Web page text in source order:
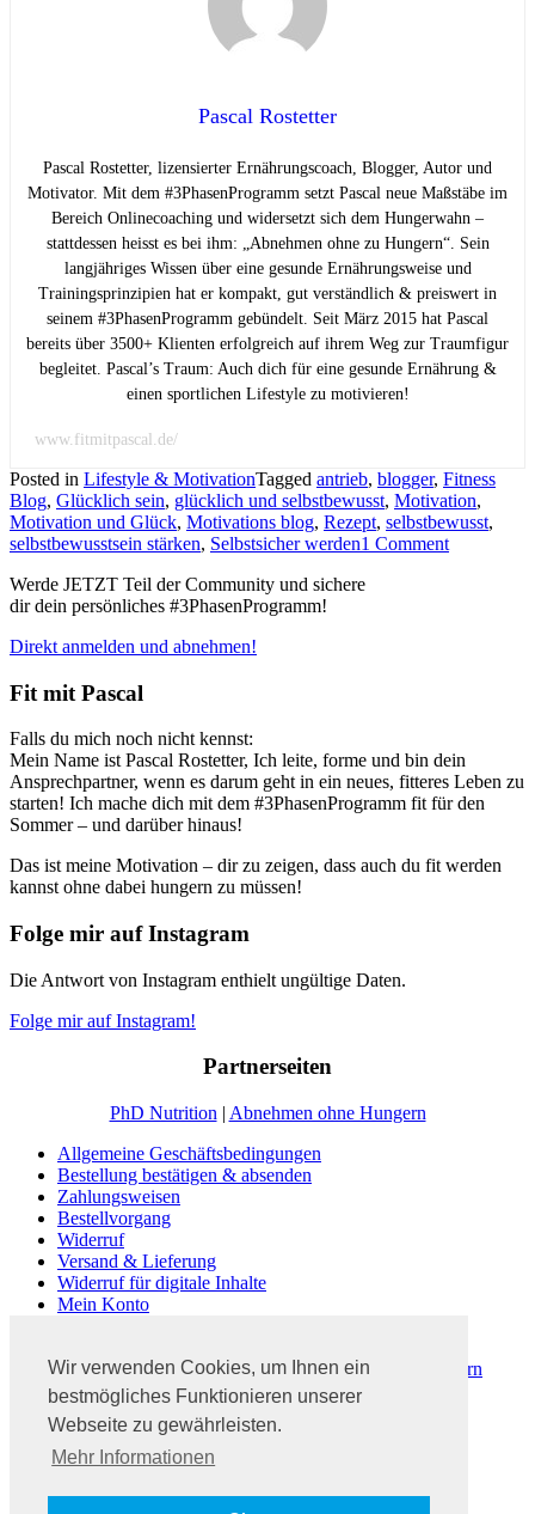
Wir verwenden Cookies, um Ihnen ein
bestmögliches Funktionieren unserer
Webseite zu gewährleisten.
Mehr Informationen
Pascal Rostetter
Pascal Rostetter, lizensierter Ernährungscoach, Blogger, Autor und
Motivator. Mit dem #3PhasenProgramm setzt Pascal neue Maßstäbe im
Bereich Onlinecoaching und widersetzt sich dem Hungerwahn –
stattdessen heisst es bei ihm: „Abnehmen ohne zu Hungern“. Sein
langjähriges Wissen über eine gesunde Ernährungsweise und
Trainingsprinzipien hat er kompakt, gut verständlich & preiswert in
seinem #3PhasenProgramm gebündelt. Seit März 2015 hat Pascal
bereits über 3500+ Klienten erfolgreich auf ihrem Weg zur Traumfigur
begleitet. Pascal’s Traum: Auch dich für eine gesunde Ernährung &
einen sportlichen Lifestyle zu motivieren!
www.fitmitpascal.de/
Posted in Lifestyle & MotivationTagged antrieb, blogger, Fitness
Blog, Glücklich sein, glücklich und selbstbewusst, Motivation,
Motivation und Glück, Motivations blog, Rezept, selbstbewusst,
selbstbewusstsein stärken, Selbstsicher werden1 Comment
Werde JETZT Teil der Community und sichere
dir dein persönliches #3PhasenProgramm!
Direkt anmelden und abnehmen!
Fit mit Pascal
Falls du mich noch nicht kennst:
Mein Name ist Pascal Rostetter, Ich leite, forme und bin dein
Ansprechpartner, wenn es darum geht in ein neues, fitteres Leben zu
starten! Ich mache dich mit dem #3PhasenProgramm fit für den
Sommer – und darüber hinaus!
Das ist meine Motivation – dir zu zeigen, dass auch du fit werden
kannst ohne dabei hungern zu müssen!
Folge mir auf Instagram
Die Antwort von Instagram enthielt ungültige Daten.
Folge mir auf Instagram!
Partnerseiten
PhD Nutrition | Abnehmen ohne Hungern
Allgemeine Geschäftsbedingungen
Bestellung bestätigen & absenden
Zahlungsweisen
Bestellvorgang
Widerruf
Versand & Lieferung
Widerruf für digitale Inhalte
Mein Konto
Dein #3PhasenProgramm | Abnehmen ohne zu Hungern
Fitness Blog Ratgeber
Abnehmen ohne zu hungern
Kontakt
Datenschutz